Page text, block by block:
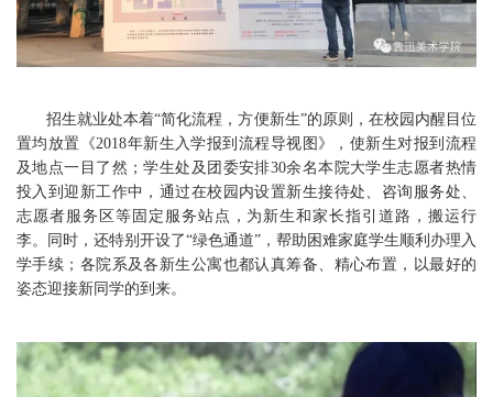
招生就业处本着“简化流程，方便新生”的原则，在校园内醒目位
置均放置《2018年新生入学报到流程导视图》，使新生对报到流程
及地点一目了然；学生处及团委安排30余名本院大学生志愿者热情
投入到迎新工作中，通过在校园内设置新生接待处、咨询服务处、
志愿者服务区等固定服务站点，为新生和家长指引道路，搬运行
李。同时，还特别开设了“绿色通道”，帮助困难家庭学生顺利办理入
学手续；各院系及各新生公寓也都认真筹备、精心布置，以最好的
姿态迎接新同学的到来。